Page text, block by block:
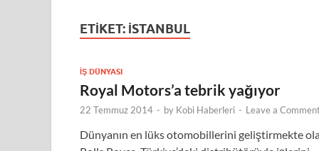
ETIKET: ISTANBUL
İŞ DÜNYASI
Royal Motors’a tebrik yağıyor
22 Temmuz 2014 - by Kobi Haberleri - Leave a
Dünyanın en lüks otomobillerini geliştirmekte